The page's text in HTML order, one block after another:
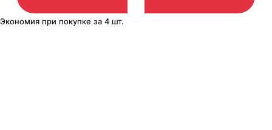
Экономия при покупке за 4 шт.